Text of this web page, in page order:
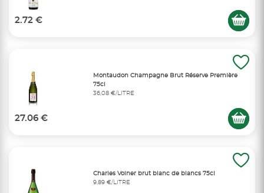
2.72 €
Montaudon Champagne Brut Réserve Première
75cl
36,08 €/LITRE
27.06 €
Charles Volner brut blanc de blancs 75cl
9,89 €/LITRE